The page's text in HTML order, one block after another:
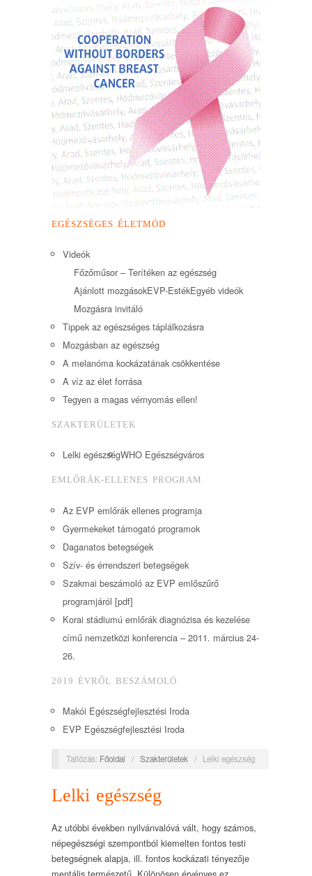
EGÉSZSÉGES ÉLETMÓD
Videók
Főzőműsor – Terítéken az egészség
Ajánlott mozgásokEVP-EstékEgyéb videók
Mozgásra invitáló
Tippek az egészséges táplálkozásra
Mozgásban az egészség
A melanóma kockázatának csökkentése
A víz az élet forrása
Tegyen a magas vérnyomás ellen!
SZAKTERÜLETEK
Lelki egészségWHO Egészségváros
EMLŐRÁK-ELLENES PROGRAM
Az EVP emlőrák ellenes programja
Gyermekeket támogató programok
Daganatos betegségek
Szív- és érrendszeri betegségek
Szakmai beszámoló az EVP emlőszűrő
programjáról [pdf]
Korai stádiumú emlőrák diagnózisa és kezelése
című nemzetközi konferencia – 2011. március 24-
26.
2019 ÉVRŐL BESZÁMOLÓ
Makói Egészségfejlesztési Iroda
EVP Egészségfejlesztési Iroda
Tallózás: Főoldal / Szakterületek / Lelki egészség
Lelki egészség
Az utóbbi években nyilvánvalóvá vált, hogy számos,
népegészségi szempontból kiemelten fontos testi
betegségnek alapja, ill. fontos kockázati tényezője